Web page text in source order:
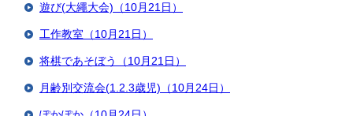
遊び(大繩大会)（10月21日）
工作教室（10月21日）
将棋であそぼう（10月21日）
月齢別交流会(1.2.3歳児)（10月24日）